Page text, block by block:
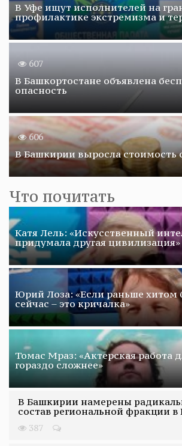
В Уфе ищут исполнителей на
профилактике экстремизма и
607
В Башкортостане объявлена
опасность
606
В Башкирии выросла стоимость
Что почитать
Катя Лель: «Искусственный
придумала другая цивилизация»
Юрий Лоза: «Если раньше хитом
сейчас – это кричалка»
Томас Мраз: «Актерская работа
гораздо сложнее»
В Башкирии намерены
состав региональной фракции в
387